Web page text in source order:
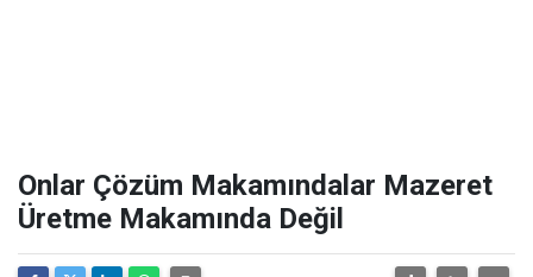
Onlar Çözüm Makamındalar Mazeret
Üretme Makamında Değil